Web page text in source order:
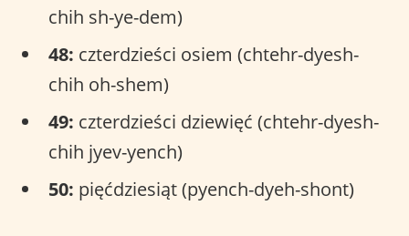
chih sh-ye-dem)
48: czterdzieści osiem (chtehr-dyesh-
chih oh-shem)
49: czterdzieści dziewięć (chtehr-dyesh-
chih jyev-yench)
50: pięćdziesiąt (pyench-dyeh-shont)